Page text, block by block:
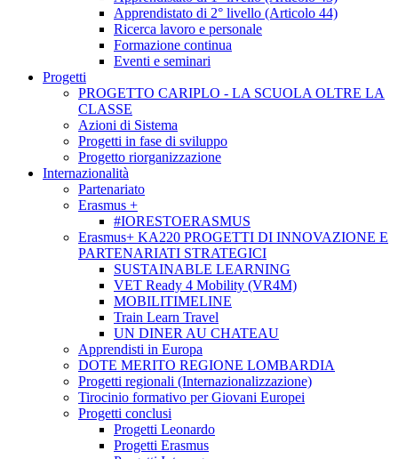
Apprendistato di 2° livello (Articolo 44)
Ricerca lavoro e personale
Formazione continua
Eventi e seminari
Progetti
PROGETTO CARIPLO - LA SCUOLA OLTRE LA
CLASSE
Azioni di Sistema
Progetti in fase di sviluppo
Progetto riorganizzazione
Internazionalità
Partenariato
Erasmus +
#IORESTOERASMUS
Erasmus+ KA220 PROGETTI DI INNOVAZIONE E
PARTENARIATI STRATEGICI
SUSTAINABLE LEARNING
VET Ready 4 Mobility (VR4M)
MOBILITIMELINE
Train Learn Travel
UN DINER AU CHATEAU
Apprendisti in Europa
DOTE MERITO REGIONE LOMBARDIA
Progetti regionali (Internazionalizzazione)
Tirocinio formativo per Giovani Europei
Progetti conclusi
Progetti Leonardo
Progetti Erasmus